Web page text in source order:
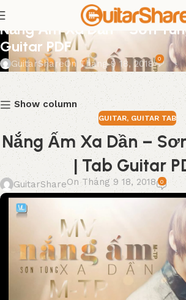
GUITAR
Nắng Ấm Xa Dần – Sơn
Guitar PDF
GuitarShareOn Tháng 9 18, 2018 0
Show column
GUITAR, GUITAR TAB
Nắng Ấm Xa Dần –
| Tab Guitar
GuitarShareOn Tháng 9 18, 2018 0